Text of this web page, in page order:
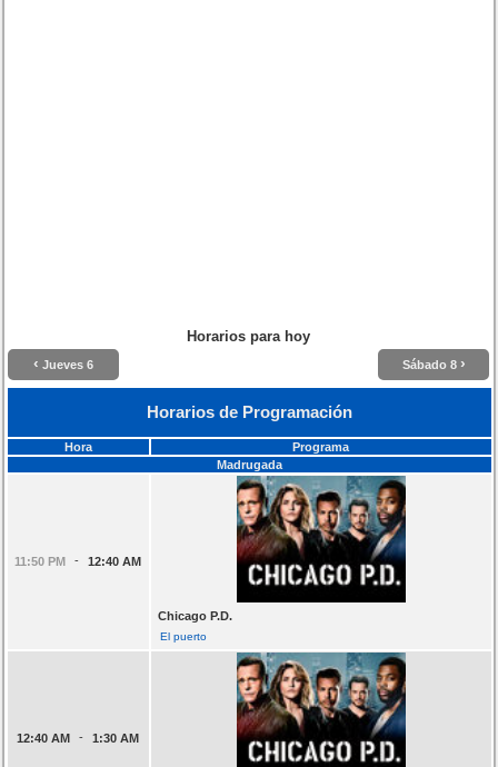
Horarios para hoy
‹ Jueves 6 Sábado 8 ›
Horarios de Programación
Hora
Programa
Madrugada
11:50 PM - 12:40 AM
Chicago P.D.
El puerto
12:40 AM - 1:30 AM